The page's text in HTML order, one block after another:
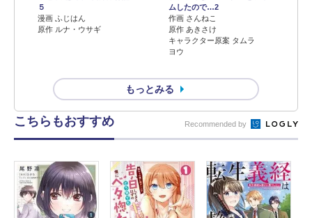
５
漫画 ふじはん
原作 ルナ・ウサギ
ムしたので…2
作画 さんねこ
原作 あきさけ
キャラクター原案 タムラ
ヨウ
もっとみる
こちらもおすすめ Recommended by